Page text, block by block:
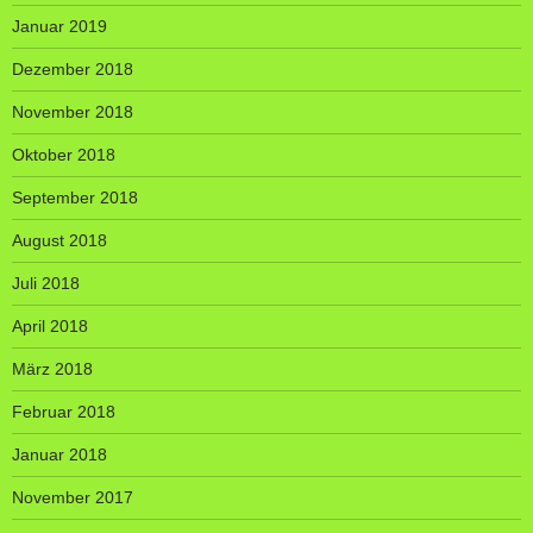
Januar 2019
Dezember 2018
November 2018
Oktober 2018
September 2018
August 2018
Juli 2018
April 2018
März 2018
Februar 2018
Januar 2018
November 2017